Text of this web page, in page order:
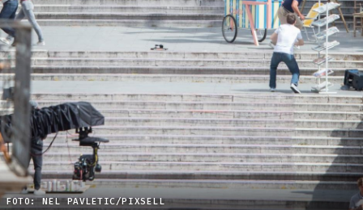
FOTO: NEL PAVLETIC/PIXSELL